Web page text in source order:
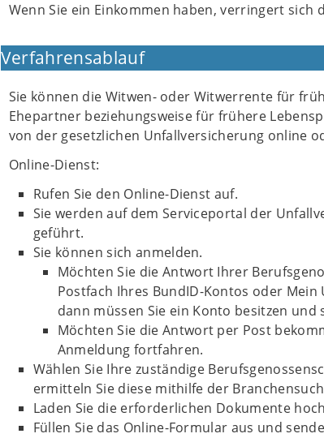
Wenn Sie ein Einkommen haben, verringert sich
Verfahrensablauf
Sie können die Witwen- oder Witwerrente für
Ehepartner beziehungsweise für frühere
von der gesetzlichen Unfallversicherung online
Online-Dienst:
Rufen Sie den Online-Dienst auf.
Sie werden auf dem Serviceportal der
geführt.
Sie können sich anmelden.
Möchten Sie die Antwort Ihrer
Postfach Ihres BundID-Kontos oder
dann müssen Sie ein Konto besitzen
Möchten Sie die Antwort per Post
Anmeldung fortfahren.
Wählen Sie Ihre zuständige
ermitteln Sie diese mithilfe der
Laden Sie die erforderlichen Dokumente
Füllen Sie das Online-Formular aus und